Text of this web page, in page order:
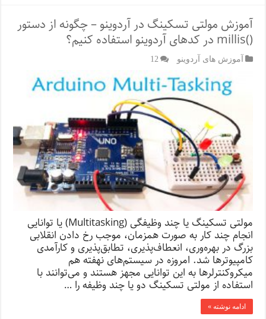
آموزش مولتی ‌تسکینگ در آردوینو – چگونه از دستور
()millis در کدهای آردوینو استفاده کنیم؟
آموزش های آردوینو 12
مولتی ‌تسکینگ یا چند وظیفگی (Multitasking) یا توانایی
انجام چند کار به صورت همزمان، موجب رخ دادن انقلابی
بزرگ در بهره‌وری، انعطاف‌پذیری، تطابق‌پذیری و کارآمدی
کامپیوترها شد. امروزه در سیستم‌های نهفته هم
میکروکنترلرها به این توانایی مجهز هستند و می‌توانند با
استفاده از مولتی ‌تسکینگ دو یا چند وظیفه را …
ادامه نوشته »